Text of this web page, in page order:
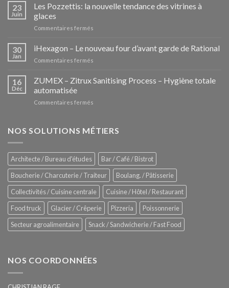
23
Juin
Les Pozzettis: la nouvelle tendance des vitrines à
glaces
Commentaires fermés
Pozzettis:
la
des
30
Jan
iHexagon – Le nouveau four d’avant garde de Rational
Commentaires fermés
–
Le
de
16
Déc
ZUMEX – Zitrux Sanitising Process – Hygiène totale
automatisée
Commentaires fermés
Zitrux
–
Hygiène
totale
automatisée
NOS SOLUTIONS MÉTIERS
Architecte / Bureau d'études
Bar / Café / Bistrot
Boucherie / Charcuterie / Traiteur
Boulang. / Pâtisserie
Collectivités / Cuisine centrale
Cuisine / Hôtel / Restaurant
Food truck
Glacier / Crêperie Pizzeria
Poissonnerie
Secteur agroalimentaire
Snack / Sandwicherie / Fast Food
NOS COORDONNÉES